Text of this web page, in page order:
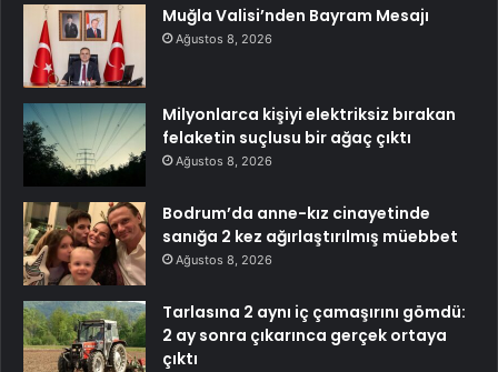
Muğla Valisi’nden Bayram Mesajı
Ağustos 8, 2026
Milyonlarca kişiyi elektriksiz bırakan
felaketin suçlusu bir ağaç çıktı
Ağustos 8, 2026
Bodrum’da anne-kız cinayetinde
sanığa 2 kez ağırlaştırılmış müebbet
Ağustos 8, 2026
Tarlasına 2 aynı iç çamaşırını gömdü:
2 ay sonra çıkarınca gerçek ortaya
çıktı